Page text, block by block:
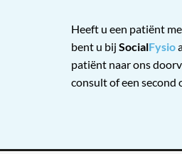
Heeft u een patiënt
bent u bij SocialFysio
patiënt naar ons
consult of een second